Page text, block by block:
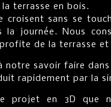
terrasse en bois.
croisent sans se
la journée. Nous
profite de la terrasse
notre savoir faire
rapidement par la
projet en 3D que